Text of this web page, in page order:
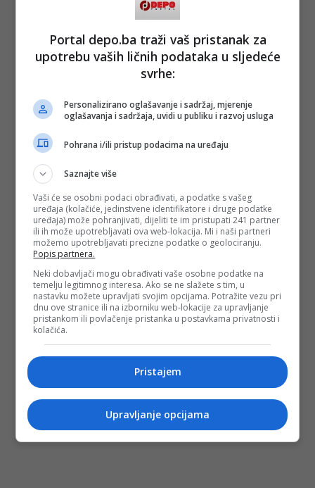
#emir hadžihafizbegović #žaba
Portal depo.ba traži vaš pristanak za
upotrebu vaših ličnih podataka u sljedeće
svrhe:
Personalizirano oglašavanje i sadržaj, mjerenje
oglašavanja i sadržaja, uvidi u publiku i razvoj usluga
Pohrana i/ili pristup podacima na uređaju
Saznajte više
Vaši će se osobni podaci obrađivati, a podatke s vašeg
uređaja (kolačiće, jedinstvene identifikatore i druge podatke
uređaja) može pohranjivati, dijeliti te im pristupati 241 partner
ili ih može upotrebljavati ova web-lokacija. Mi i naši partneri
možemo upotrebljavati precizne podatke o geolociranju.
Popis partnera.
Neki dobavljači mogu obrađivati vaše osobne podatke na
temelju legitimnog interesa. Ako se ne slažete s tim, u
nastavku možete upravljati svojim opcijama. Potražite vezu pri
dnu ove stranice ili na izborniku web-lokacije za upravljanje
pristankom ili povlačenje pristanka u postavkama privatnosti i
kolačića.
Pristajem
Upravljanje opcijama